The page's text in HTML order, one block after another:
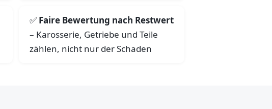
Faire Bewertung nach Restwert
– Karosserie, Getriebe und Teile
zählen, nicht nur der Schaden